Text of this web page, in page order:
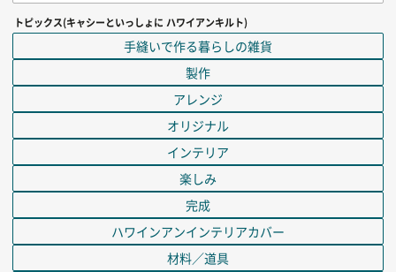
トピックス(キャシーといっしょに ハワイアンキルト)
手縫いで作る暮らしの雑貨
製作
アレンジ
オリジナル
インテリア
楽しみ
完成
ハワインアンインテリアカバー
材料／道具